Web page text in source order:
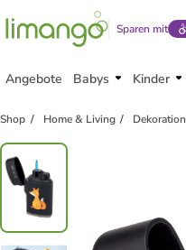
Sparen mit
Angebote Babys Kinder
Shop Home & Living Dekoration